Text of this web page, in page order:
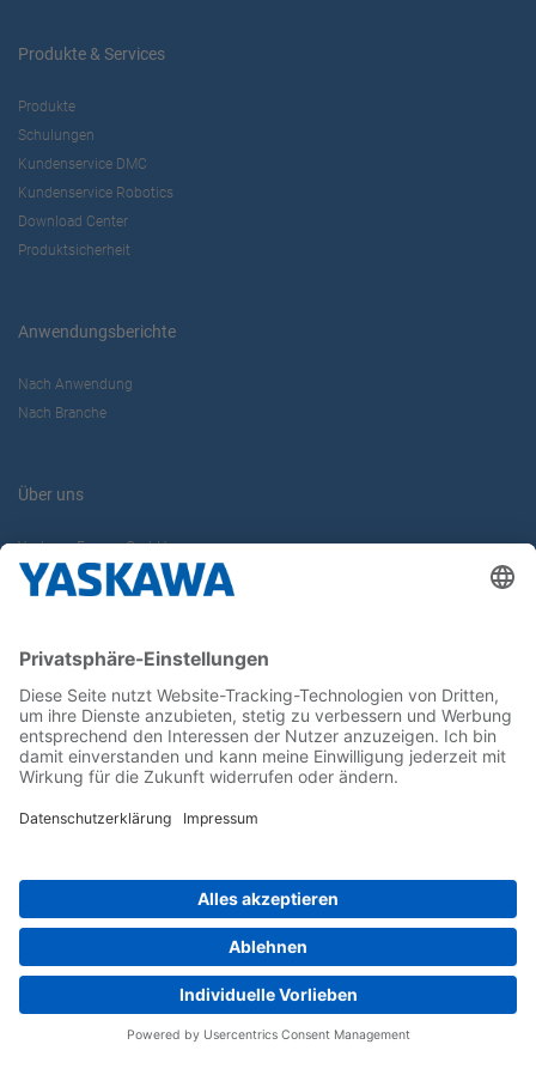
Produkte & Services
Produkte
Schulungen
Kundenservice DMC
Kundenservice Robotics
Download Center
Produktsicherheit
Anwendungsberichte
Nach Anwendung
Nach Branche
Über uns
Yaskawa Europe GmbH
Karriere
Newsletter
Follow us on...
Home Impressum Privacy
Cookie Choices
Whistleblowing
Yaskawa Europe GmbH